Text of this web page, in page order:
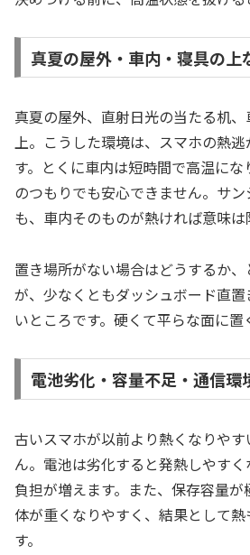
真夏の屋外・車内・寝具の上
真夏の屋外、直射日光の当たる机
上。こうした環境は、スマホの熱
す。とくに車内は短時間で高温に
のつもりでも安心できません。サ
も、車内そのものが熱ければ意味は
置き場所がない場合はどうするか
が、少なくともダッシュボード直
いところです。硬くて平らな面に置
電池劣化・容量不足・通信環
古いスマホが以前より熱くなりや
ん。電池は劣化すると発熱しやす
負担が増えます。また、保存容量
体が重くなりやすく、結果として
す。